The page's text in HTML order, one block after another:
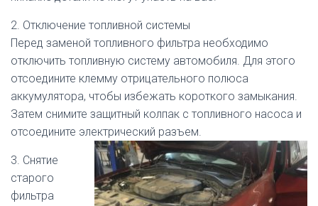
2. Отключение топливной системы
Перед заменой топливного фильтра необходимо
отключить топливную систему автомобиля. Для этого
отсоедините клемму отрицательного полюса
аккумулятора, чтобы избежать короткого замыкания.
Затем снимите защитный колпак с топливного насоса и
отсоедините электрический разъем.
3. Снятие
старого
фильтра